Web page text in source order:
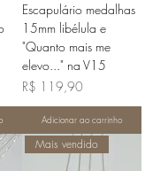
Escapulário medalhas
15mm libélula e
"Quanto mais me
elevo..." na V15
Preço
R$ 119,90
Adicionar ao carrinho
Mais vendido